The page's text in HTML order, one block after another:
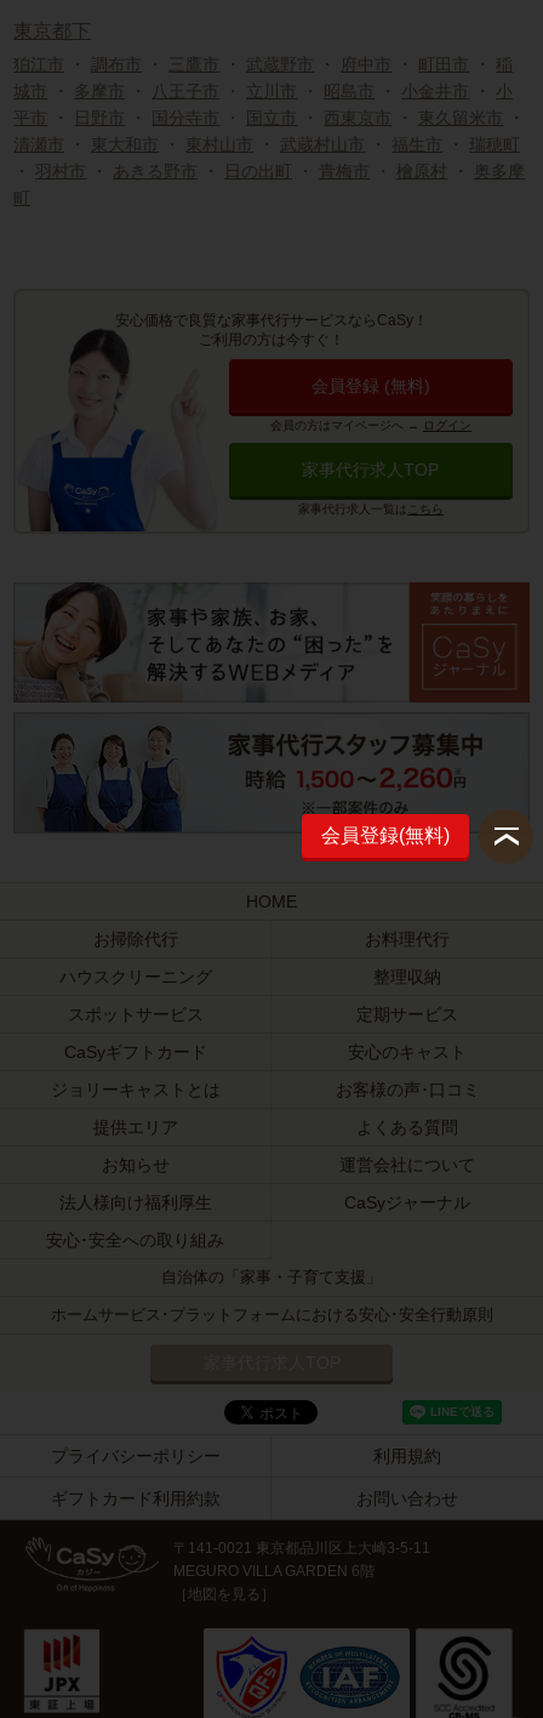
東京都下
狛江市 ・ 調布市 ・ 三鷹市 ・ 武蔵野市 ・ 府中市 ・ 町田市 ・ 稲
城市
・ 多摩市 ・ 八王子市 ・ 立川市 ・ 昭島市 ・ 小金井市 ・ 小
平市
・ 日野市 ・ 国分寺市 ・ 国立市 ・ 西東京市 ・ 東久留米市
・
清瀬市
・ 東大和市 ・ 東村山市 ・ 武蔵村山市 ・ 福生市 ・
瑞穂町
・ 羽村市 ・ あきる野市 ・ 日の出町 ・ 青梅市 ・ 檜原村 ・
奥多摩
町
安心価格で良質な家事代行サービスならCaSy！
ご利用の方は今すぐ！
会員登録 (無料)
会員の方はマイページへ → ログイン
家事代行求人TOP
家事代行求人一覧は こちら
会員登録(無料)
HOME
お掃除代行
お料理代行
ハウスクリーニング
整理収納
スポットサービス
定期サービス
CaSyギフトカード
安心のキャスト
ジョリーキャストとは
お客様の声･口コミ
提供エリア
よくある質問
お知らせ
運営会社について
法人様向け福利厚生
CaSyジャーナル
安心･安全への取り組み
自治体の「家事・子育て支援」
ホームサービス･プラットフォームにおける安心･安全行動原則
プライバシーポリシー 利用規約
ギフトカード利用約款 お問い合わせ
〒141-0021 東京都品川区上大崎3-5-11
MEGURO VILLA GARDEN 6階
［地図を見る ］